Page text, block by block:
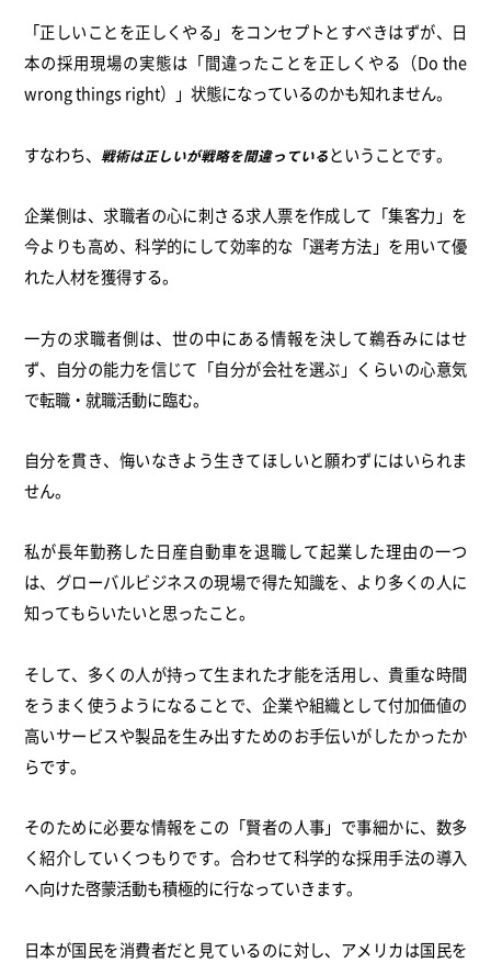
「正しいことを正しくやる」をコンセプトとすべきはずが、日
本の採用現場の実態は「間違ったことを正しくやる（Do the
wrong things right）」状態になっているのかも知れません。
すなわち、 戦術は正しいが戦略を間違っているということです。
企業側は、求職者の心に刺さる求人票を作成して「集客力」を
今よりも高め、科学的にして効率的な「選考方法」を用いて優
れた人材を獲得する。
一方の求職者側は、世の中にある情報を決して鵜呑みにはせ
ず、自分の能力を信じて「自分が会社を選ぶ」くらいの心意気
で転職・就職活動に臨む。
自分を貫き、悔いなきよう生きてほしいと願わずにはいられま
せん。
私が長年勤務した日産自動車を退職して起業した理由の一つ
は、グローバルビジネスの現場で得た知識を、より多くの人に
知ってもらいたいと思ったこと。
そして、多くの人が持って生まれた才能を活用し、貴重な時間
をうまく使うようになることで、企業や組織として付加価値の
高いサービスや製品を生み出すためのお手伝いがしたかったか
らです。
そのために必要な情報をこの「賢者の人事」で事細かに、数多
く紹介していくつもりです。合わせて科学的な採用手法の導入
へ向けた啓蒙活動も積極的に行なっていきます。
日本が国民を消費者だと見ているのに対し、アメリカは国民を